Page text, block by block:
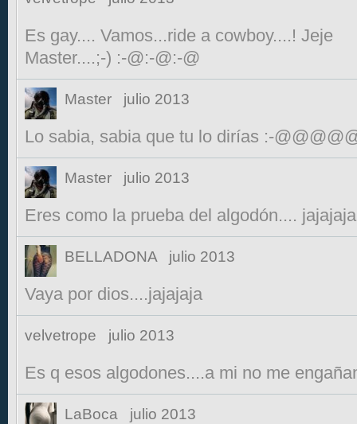
Es gay.... Vamos...ride a cowboy....! Jeje
Master....;-) :-@:-@:-@
Master julio 2013
Lo sabia, sabia que tu lo dirías :-
Master julio 2013
Eres como la prueba del algodón.... jajajaja
BELLADONA julio 2013
Vaya por dios....jajajaja
velvetrope julio 2013
Es q esos algodones....a mi no me
LaBoca julio 2013